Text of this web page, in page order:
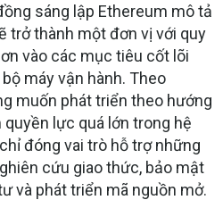
sáng lập Ethereum mô tả
trở thành một đơn vị với quy
vào các mục tiêu cốt lõi
máy vận hành. Theo
muốn phát triển theo hướng
lực quá lớn trong hệ
đóng vai trò hỗ trợ những
cứu giao thức, bảo mật
và phát triển mã nguồn mở.